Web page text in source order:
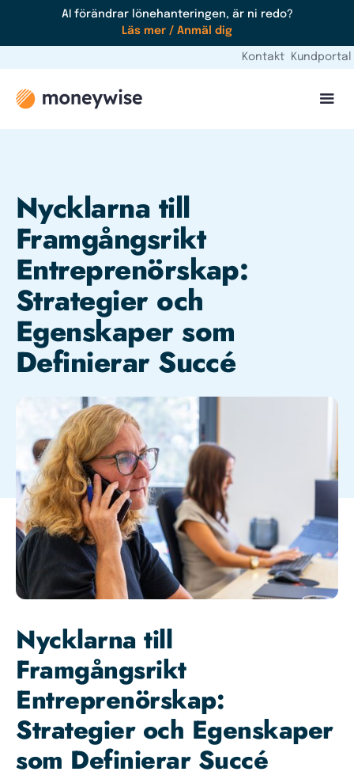
AI förändrar lönehanteringen, är ni redo?
Läs mer / Anmäl dig
Kontakt Kundportal
Nycklarna till
Framgångsrikt
Entreprenörskap:
Strategier och
Egenskaper som
Definierar Succé
Nycklarna till
Framgångsrikt
Entreprenörskap:
Strategier och Egenskaper
som Definierar Succé